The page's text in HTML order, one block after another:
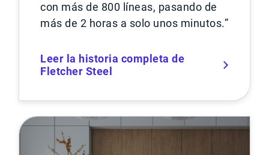
con más de 800 líneas, pasando de
más de 2 horas a solo unos minutos.”
Leer la historia completa de
Fletcher Steel